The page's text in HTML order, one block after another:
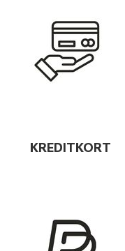
KREDITKORT